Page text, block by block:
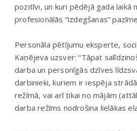
pozitīvi, un kuri pēdējā gada laikā
profesionālās “izdegšanas”
Personāla pētījumu eksperte,
Kaņējeva uzsver: “Tāpat
darba un personīgās dzīves
darbinieki, kuriem ir iespēja
režīmā, vai arī tikai no mājām
darba režīms nodrošina lielākas